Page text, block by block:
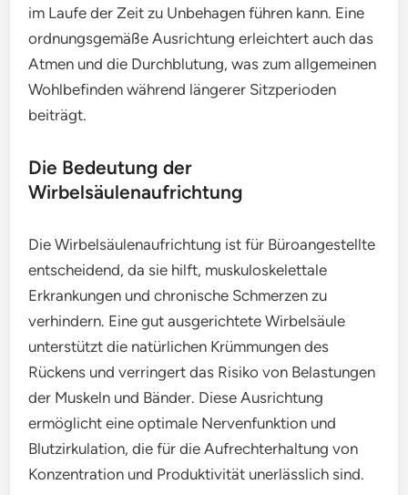
im Laufe der Zeit zu Unbehagen führen kann. Eine
ordnungsgemäße Ausrichtung erleichtert auch das
Atmen und die Durchblutung, was zum allgemeinen
Wohlbefinden während längerer Sitzperioden
beiträgt.
Die Bedeutung der
Wirbelsäulenaufrichtung
Die Wirbelsäulenaufrichtung ist für Büroangestellte
entscheidend, da sie hilft, muskuloskelettale
Erkrankungen und chronische Schmerzen zu
verhindern. Eine gut ausgerichtete Wirbelsäule
unterstützt die natürlichen Krümmungen des
Rückens und verringert das Risiko von Belastungen
der Muskeln und Bänder. Diese Ausrichtung
ermöglicht eine optimale Nervenfunktion und
Blutzirkulation, die für die Aufrechterhaltung von
Konzentration und Produktivität unerlässlich sind.